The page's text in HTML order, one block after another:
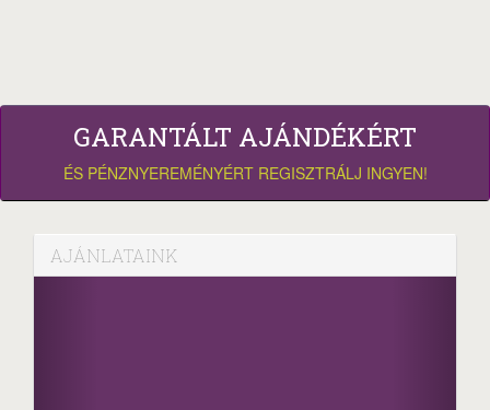
GARANTÁLT AJÁNDÉKÉRT
ÉS PÉNZNYEREMÉNYÉRT REGISZTRÁLJ INGYEN!
AJÁNLATAINK